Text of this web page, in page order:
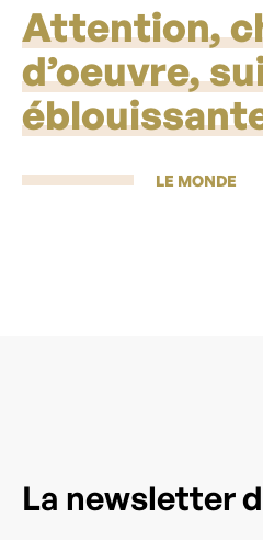
Attention,
d’oeuvre,
LE MONDE
La newsletter